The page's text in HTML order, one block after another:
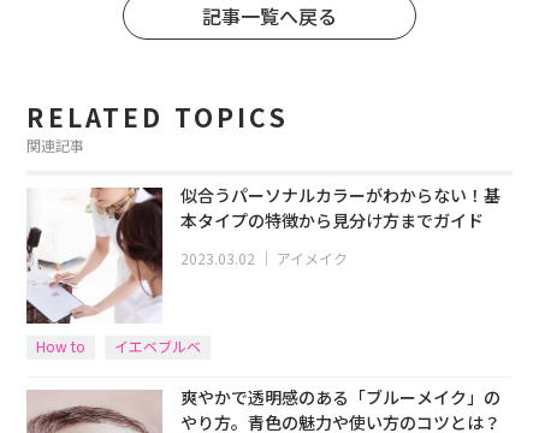
記事一覧へ戻る
RELATED TOPICS
関連記事
似合うパーソナルカラーがわからない！基
本タイプの特徴から見分け方までガイド
2023.03.02 ｜ アイメイク
How to イエベブルベ
爽やかで透明感のある「ブルーメイク」の
やり方。青色の魅力や使い方のコツとは？